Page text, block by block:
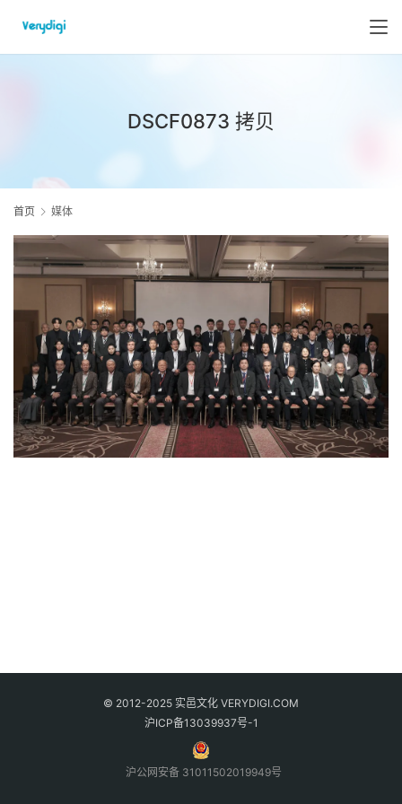
DSCF0873 拷贝
首页 媒体
© 2012-2025 实邑文化 VERYDIGI.COM
沪ICP备13039937号-1
沪公网安备 31011502019949号